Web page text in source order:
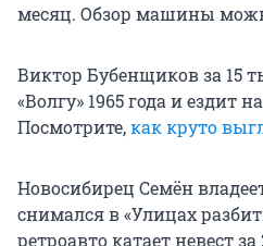
месяц. Обзор машины
Виктор Бубенщиков за 15
«Волгу» 1965 года и ездит
Посмотрите,как круто
Новосибирец Семён
снимался в «Улицах
ретроавто катает невест